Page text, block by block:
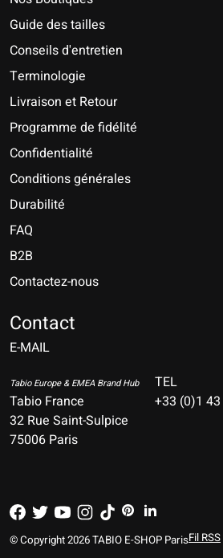
Guide des tailles
Conseils d'entretien
Terminologie
Livraison et Retour
Programme de fidélité
Confidentialité
Conditions générales
Durabilité
FAQ
B2B
Contactez-nous
Contact
E-MAIL
Tabio Europe & EMEA Brand Hub
Tabio France
32 Rue Saint-Sulpice
75006 Paris
TEL
+33 (0)1
© Copyright 2026 TABIO E-SHOP ParisFil RSS